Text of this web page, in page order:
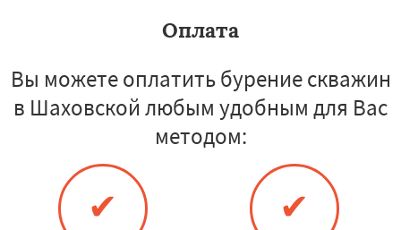
Оплата
Вы можете оплатить бурение скважин
в Шаховской любым удобным для Вас
методом:
✔ ✔